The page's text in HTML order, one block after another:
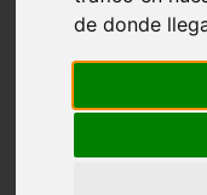
de donde